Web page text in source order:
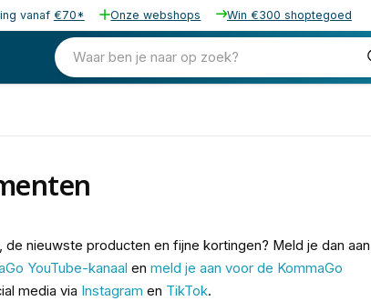
vanaf €70* Onze webshops Win €300 shoptegoed
Waar ben je naar op zoek?
nieuwste producten en fijne kortingen? Meld je dan aan
YouTube-kanaal en meld je aan voor de KommaGo
media via Instagram en TikTok.